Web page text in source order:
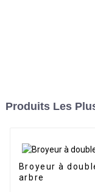
Produits Les
Broyeur à
arbre